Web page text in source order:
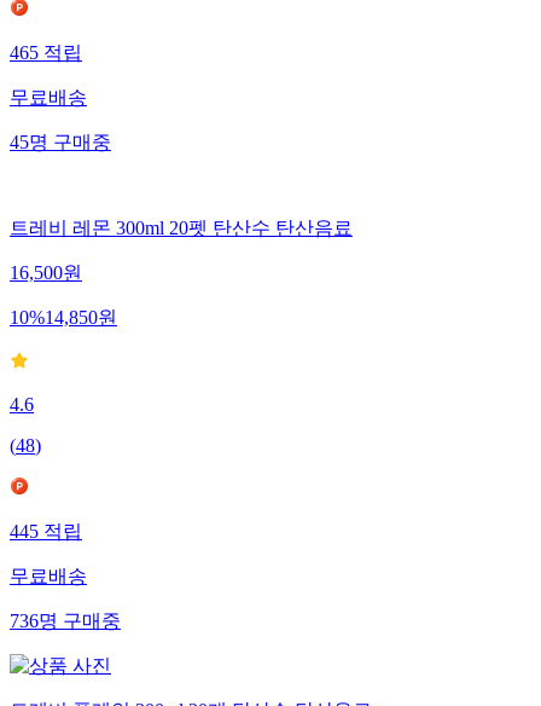
465적립
무료배송
45명구매중
트레비 레몬 300ml 20펫 탄산수 탄산음료
16,500원
10%14,850원
4.6
(48)
445적립
무료배송
736명구매중